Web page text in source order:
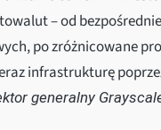
– od
po zróżnicowane
infrastrukturę
generalny